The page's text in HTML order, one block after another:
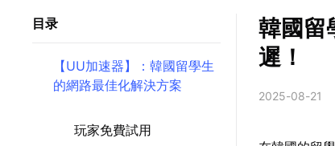
目录
【UU加速器】：韓國留學生
的網路最佳化解決方案
玩家免費試用
韓國留
遲！
2025-08-21